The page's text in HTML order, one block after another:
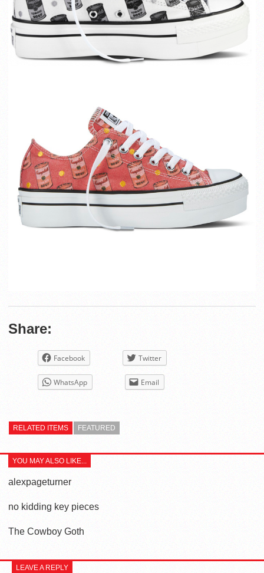
Share:
Facebook Twitter
WhatsApp Email
RELATED ITEMS FEATURED
YOU MAY ALSO LIKE...
alexpageturner
no kidding key pieces
The Cowboy Goth
LEAVE A REPLY